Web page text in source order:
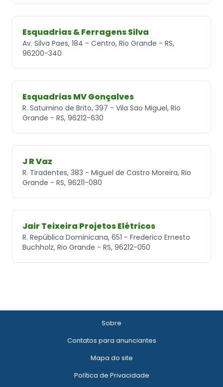
Esquadrias & Ferragens Silva
Av. Silva Paes, 184 - Centro, Rio Grande - RS,
96200-340
Esquadrias MV Gonçalves
R. Saturnino de Brito, 397 - Vila Sao Miguel, Rio
Grande - RS, 96212-630
J R Vaz
R. Tiradentes, 383 - Miguel de Castro Moreira, Rio
Grande - RS, 96211-080
Jair Teixeira Projetos Elétricos
R. República Dominicana, 651 - Frederico Ernesto
Buchholz, Rio Grande - RS, 96212-050
Sobre
Contatos para anunciantes
Mapa do site
Política de Privacidade